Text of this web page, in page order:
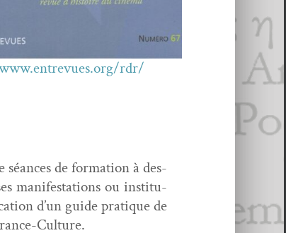
rdr/
séances de for­ma­tion à des­
man­i­fes­ta­tions ou insti­tu­
d’un guide pra­tique de
Culture.